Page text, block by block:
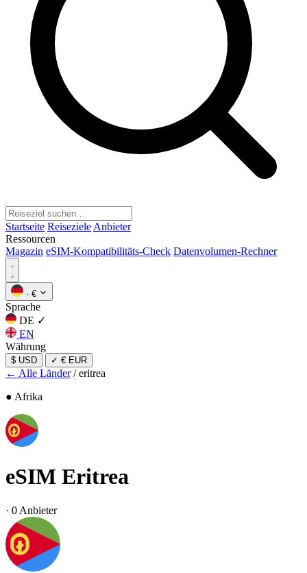
Startseite Reiseziele Anbieter
Ressourcen
Magazin eSIM-Kompatibilitäts-Check Datenvolumen-Rechner
· €
Sprache
DE ✓
EN
Währung
$ USD ✓ € EUR
← Alle Länder / eritrea
● Afrika
eSIM Eritrea
· 0 Anbieter